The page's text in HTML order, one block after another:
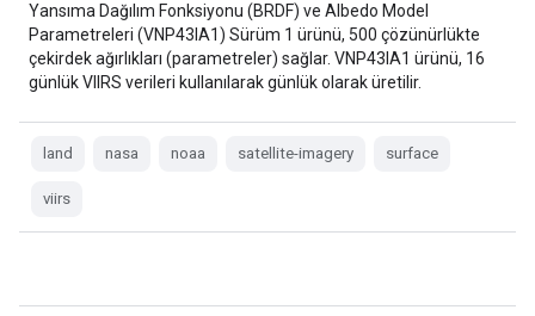
Yansıma Dağılım Fonksiyonu (BRDF) ve Albedo Model
Parametreleri (VNP43IA1) Sürüm 1 ürünü, 500 çözünürlükte
çekirdek ağırlıkları (parametreler) sağlar. VNP43IA1 ürünü, 16
günlük VIIRS verileri kullanılarak günlük olarak üretilir.
land nasa noaa satellite-imagery surface
viirs